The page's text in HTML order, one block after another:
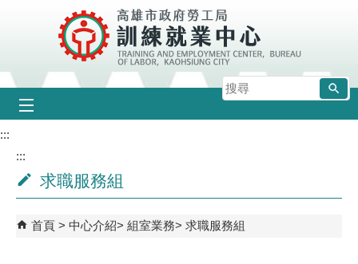
跳到主要內容區塊
搜
尋
:::
:::
求職服務組
首頁 中心介紹 組室業務 求職服務組